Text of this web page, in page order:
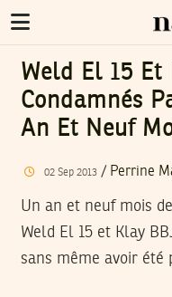
Weld El 15 Et
Condamnés
An Et Neuf
02 Sep 2013/ Perrine
Un an et neuf mois
Weld El 15 et Klay
sans même avoir été